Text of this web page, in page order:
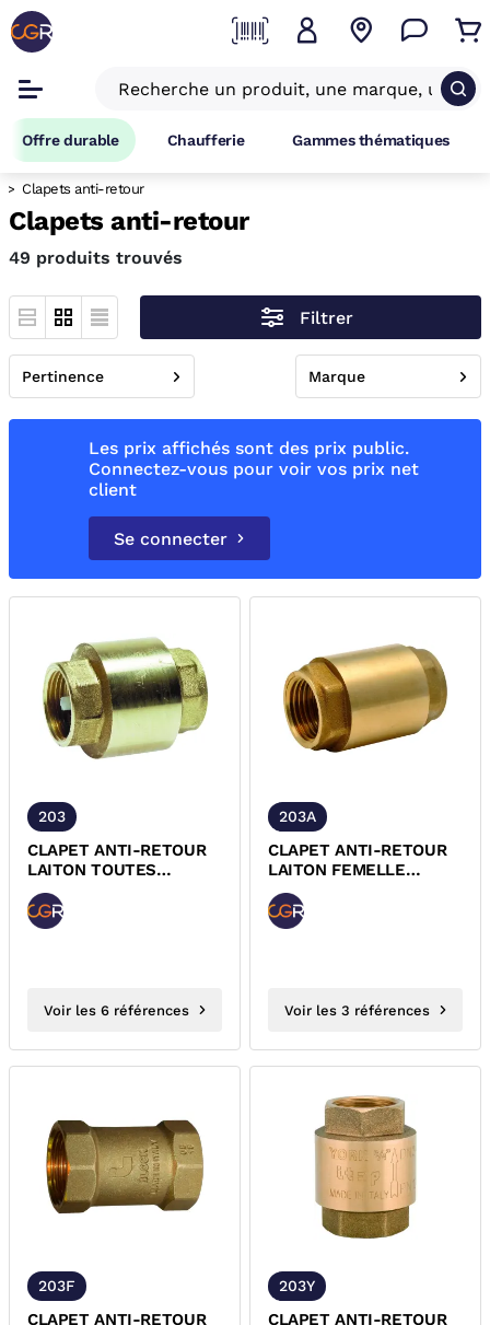
Offre durable Chaufferie Gammes thématiques
Clapets anti-retour
Clapets anti-retour
49 produits trouvés
Filtrer
Pertinence Marque
Les prix affichés sont des prix public.
Connectez-vous pour voir vos prix net
client
Se connecter
203
CLAPET ANTI-RETOUR
LAITON TOUTES
POSITIONS 203 CGR
Voir les 6 références
203A
CLAPET ANTI-RETOUR
LAITON FEMELLE
FEMELLE ACS 203A NBR
CGR
Voir les 3 références
203F
CLAPET ANTI-RETOUR
203Y
CLAPET ANTI-RETOUR